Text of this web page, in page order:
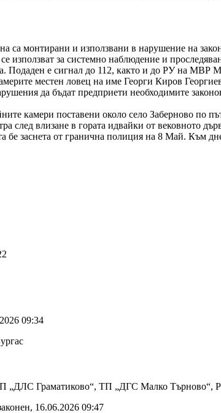
са монтирани и използвани в нарушение на
използват за системно наблюдение и
Подаден е сигнал до 112, както и до РУ на МВР
местен ловец на име Георги Киров
да бъдат предприети необходимите
камери поставени около село Заберново по
след влизане в гората идвайки от вековното
бе заснета от гранична полиция на 8 Май. Към
09:34
„ДЛС Граматиково“, ТП „ДГС Малко
, 16.06.2026 09:47